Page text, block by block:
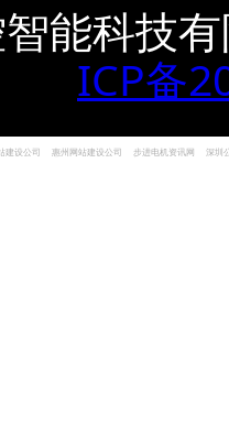
能科技
ICP备
建设公司 惠州网站建设公司 步进电机资讯网 深圳